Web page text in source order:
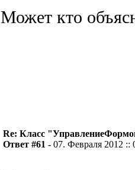
Может кто
Re: Класс
Ответ #61 - 07. Февраля 2012 ::